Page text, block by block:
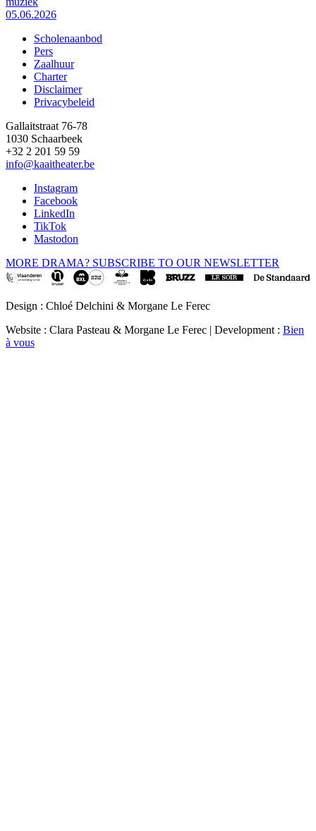
05.06.2026
Footer
Scholenaanbod
Pers
Zaalhuur
Charter
Disclaimer
Privacybeleid
Gallaitstraat 76-78
1030 Schaarbeek
+32 2 201 59 59
info@kaaitheater.be
Instagram
Facebook
LinkedIn
TikTok
Mastodon
MORE DRAMA? SUBSCRIBE TO OUR NEWSLETTER
Design : Chloé Delchini & Morgane Le Ferec
Website : Clara Pasteau & Morgane Le Ferec | Development : Bien
à vous